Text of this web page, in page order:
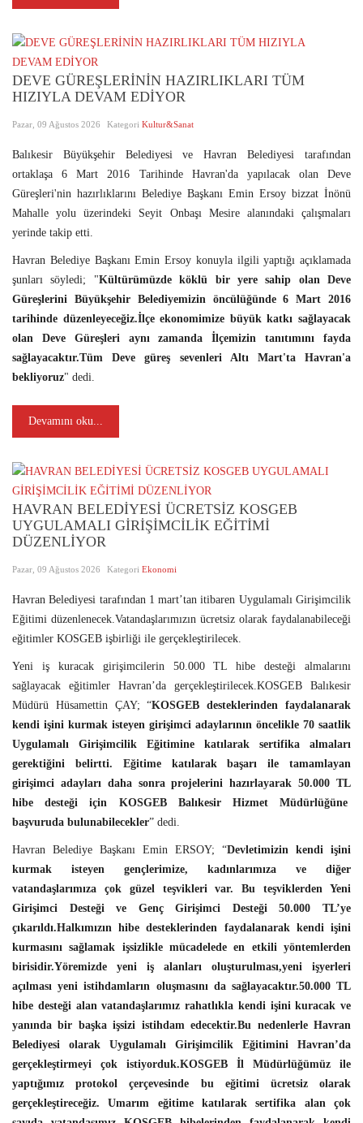
DEVE GÜREŞLERİNİN HAZIRLIKLARI TÜM
HIZIYLA DEVAM EDİYOR
Pazar, 09 Ağustos 2026 Kategori Kultur&Sanat
Balıkesir Büyükşehir Belediyesi ve Havran Belediyesi tarafından
ortaklaşa 6 Mart 2016 Tarihinde Havran'da yapılacak olan Deve
Güreşleri'nin hazırlıklarını Belediye Başkanı Emin Ersoy bizzat İnönü
Mahalle yolu üzerindeki Seyit Onbaşı Mesire alanındaki çalışmaları
yerinde takip etti.
Havran Belediye Başkanı Emin Ersoy konuyla ilgili yaptığı açıklamada
şunları söyledi; "Kültürümüzde köklü bir yere sahip olan Deve
Güreşlerini Büyükşehir Belediyemizin öncülüğünde 6 Mart 2016
tarihinde düzenleyeceğiz.İlçe ekonomimize büyük katkı sağlayacak
olan Deve Güreşleri aynı zamanda İlçemizin tanıtımını fayda
sağlayacaktır.Tüm Deve güreş sevenleri Altı Mart'ta Havran'a
bekliyoruz" dedi.
Devamını oku...
HAVRAN BELEDİYESİ ÜCRETSİZ KOSGEB
UYGULAMALI GİRİŞİMCİLİK EĞİTİMİ
DÜZENLİYOR
Pazar, 09 Ağustos 2026 Kategori Ekonomi
Havran Belediyesi tarafından 1 mart’tan itibaren Uygulamalı Girişimcilik
Eğitimi düzenlenecek.Vatandaşlarımızın ücretsiz olarak faydalanabileceği
eğitimler KOSGEB işbirliği ile gerçekleştirilecek.
Yeni iş kuracak girişimcilerin 50.000 TL hibe desteği almalarını
sağlayacak eğitimler Havran’da gerçekleştirilecek.KOSGEB Balıkesir
Müdürü Hüsamettin ÇAY; “KOSGEB desteklerinden faydalanarak
kendi işini kurmak isteyen girişimci adaylarının öncelikle 70 saatlik
Uygulamalı Girişimcilik Eğitimine katılarak sertifika almaları
gerektiğini belirtti. Eğitime katılarak başarı ile tamamlayan
girişimci adayları daha sonra projelerini hazırlayarak 50.000 TL
hibe desteği için KOSGEB Balıkesir Hizmet Müdürlüğüne
başvuruda bulunabilecekler” dedi.
Havran Belediye Başkanı Emin ERSOY; “Devletimizin kendi işini
kurmak isteyen gençlerimize, kadınlarımıza ve diğer
vatandaşlarımıza çok güzel teşvikleri var. Bu teşviklerden Yeni
Girişimci Desteği ve Genç Girişimci Desteği 50.000 TL’ye
çıkarıldı.Halkımızın hibe desteklerinden faydalanarak kendi işini
kurmasını sağlamak işsizlikle mücadelede en etkili yöntemlerden
birisidir.Yöremizde yeni iş alanları oluşturulması,yeni işyerleri
açılması yeni istihdamların oluşmasını da sağlayacaktır.50.000 TL
hibe desteği alan vatandaşlarımız rahatlıkla kendi işini kuracak ve
yanında bir başka işsizi istihdam edecektir.Bu nedenlerle Havran
Belediyesi olarak Uygulamalı Girişimcilik Eğitimini Havran’da
gerçekleştirmeyi çok istiyorduk.KOSGEB İl Müdürlüğümüz ile
yaptığımız protokol çerçevesinde bu eğitimi ücretsiz olarak
gerçekleştireceğiz. Umarım eğitime katılarak sertifika alan çok